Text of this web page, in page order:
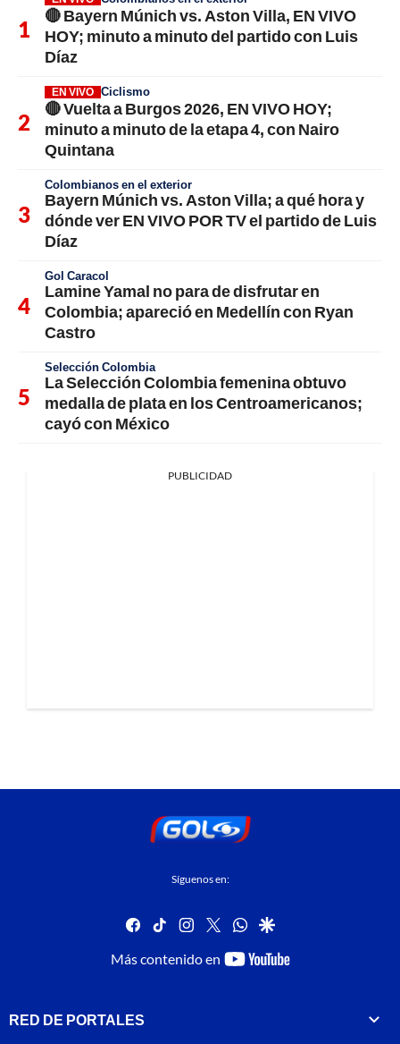
🔴 Bayern Múnich vs. Aston Villa, EN VIVO
HOY; minuto a minuto del partido con Luis
Díaz
EN VIVO Ciclismo
🔴 Vuelta a Burgos 2026, EN VIVO HOY;
minuto a minuto de la etapa 4, con Nairo
Quintana
Colombianos en el exterior
Bayern Múnich vs. Aston Villa; a qué hora y
dónde ver EN VIVO POR TV el partido de Luis
Díaz
Gol Caracol
Lamine Yamal no para de disfrutar en
Colombia; apareció en Medellín con Ryan
Castro
Selección Colombia
La Selección Colombia femenina obtuvo
medalla de plata en los Centroamericanos;
cayó con México
PUBLICIDAD
Síguenos en:
facebook
tiktok instagram
twitterwhatsapp
google
Más contenido en
youtube-
RED DE PORTALES